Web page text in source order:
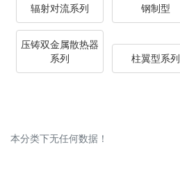
辐射对流系列 钢制型
压铸双金属散热器
系列
柱翼型系列
本分类下无任何数据！